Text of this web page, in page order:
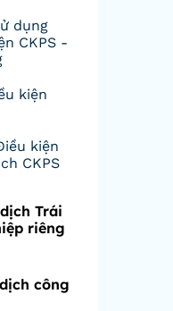
dụng
CKPS -
kiện
kiện
CKPS
Trái
riêng
công